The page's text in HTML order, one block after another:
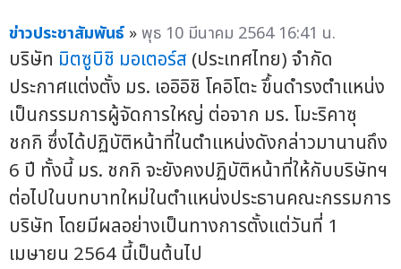
ข่าวประชาสัมพันธ์ »พุธ 10 มีนาคม 2564 16:41 น.
บริษัท มิตซูบิชิ มอเตอร์ส (ประเทศไทย) จำกัด
ประกาศแต่งตั้ง มร. เออิอิชิ โคอิโตะ ขึ้นดำรงตำแหน่ง
เป็นกรรมการผู้จัดการใหญ่ ต่อจาก มร. โมะริคาซุ
ชกกิ ซึ่งได้ปฏิบัติหน้าที่ในตำแหน่งดังกล่าวมานานถึง
6 ปี ทั้งนี้ มร. ชกกิ จะยังคงปฏิบัติหน้าที่ให้กับบริษัทฯ
ต่อไปในบทบาทใหม่ในตำแหน่งประธานคณะกรรมการ
บริษัท โดยมีผลอย่างเป็นทางการตั้งแต่วันที่ 1
เมษายน 2564 นี้เป็นต้นไป